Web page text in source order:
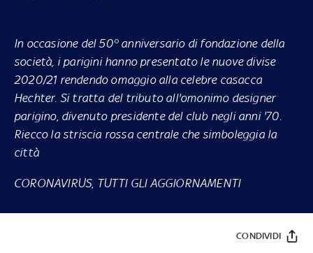
In occasione del 50° anniversario di fondazione della
società, i parigini hanno presentato le nuove divise
2020/21 rendendo omaggio alla celebre casacca
Hechter. Si tratta del tributo all'omonimo designer
parigino, divenuto presidente del club negli anni '70.
Riecco la striscia rossa centrale che simboleggia la
città
CORONAVIRUS, TUTTI GLI AGGIORNAMENTI
CONDIVIDI